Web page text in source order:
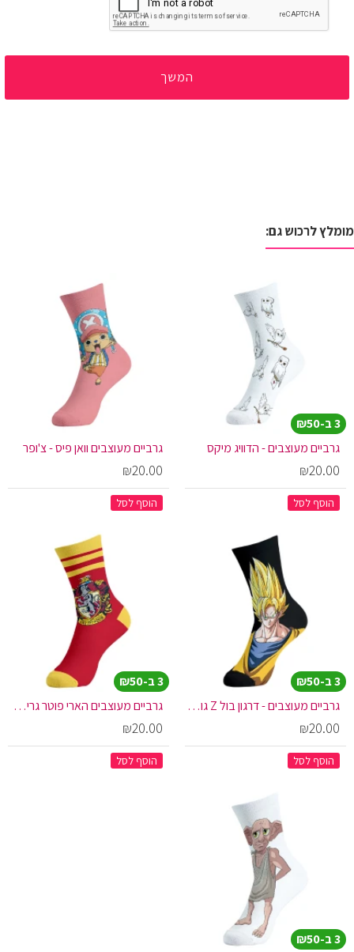
המשך
מומלץ לרכוש גם:
3 ב-₪50
גרביים מעוצבים - הדוויג מיקס
₪20.00
הוסף לסל
גרביים מעוצבים וואן פיס - צ'ופר
₪20.00
הוסף לסל
3 ב-₪50
גרביים מעוצבים - דרגון בול Z גוקו סופר סאייה
₪20.00
הוסף לסל
3 ב-₪50
גרביים מעוצבים הארי פוטר גריפינדור
₪20.00
הוסף לסל
3 ב-₪50